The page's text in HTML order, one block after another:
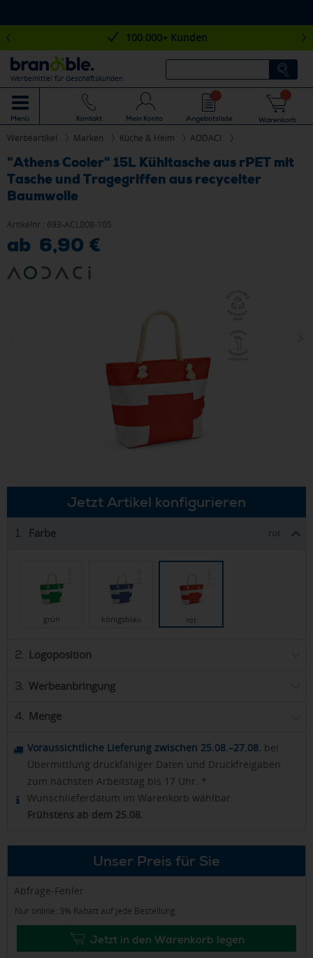
100.000+ Kunden
Werbemittel für Geschäftskunden
Menü Kontakt Mein Konto Angebotsliste Warenkorb
Werbeartikel Marken Küche & Heim AODACI
"Athens Cooler" 15L Kühltasche aus rPET mit
Tasche und Tragegriffen aus recycelter
Baumwolle
Artikelnr.: 693-ACL008-105
ab 6,90 €
Jetzt Artikel konfigurieren
1. Farbe rot
grün königsblau rot
2. Logoposition
3. Werbeanbringung
4. Menge
Voraussichtliche Lieferung zwischen 25.08.–27.08. bei
Übermittlung druckfähiger Daten und Druckfreigaben
zum nächsten Arbeitstag bis 17 Uhr. *
Wunschlieferdatum im Warenkorb wählbar.
Frühstens ab dem 25.08.
Unser Preis für Sie
Abfrage-Fehler
Nur online: 3% Rabatt auf jede Bestellung
Jetzt in den Warenkorb legen